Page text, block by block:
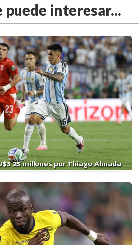
puede interesar...
23 millones por Thiago Almada